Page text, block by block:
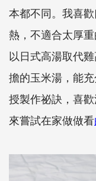
本都不同。我喜
熱，不適合太厚
以日式高湯取代
擔的玉米湯，能
授製作祕訣，喜
來嘗試在家做做看